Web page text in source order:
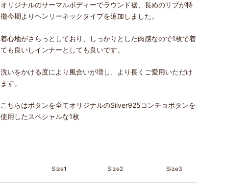
オリジナルのサーマルボディーでラウンド裾、長めのリブが特
徴今期よりヘンリーネックタイプを追加しました。
着心地がさらっとしており、しっかりとした肉感なので1枚で着
ても良いしインナーとしても良いです。
洗いをかける度により風合いが増し、より長くご愛用いただけ
ます。
こちらはボタンを全てオリジナルのSilver925コンチョボタンを
使用したスペシャルな1枚
Size1 Size2 Size3